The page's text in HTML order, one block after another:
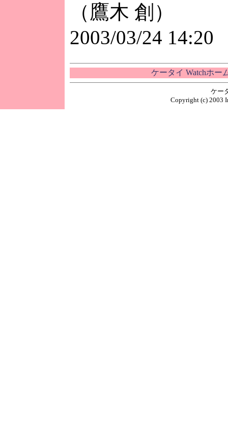
（鷹木 創）
2003/03/24 14:20
ケータイ Watchホー
ケー
Copyright (c) 2003